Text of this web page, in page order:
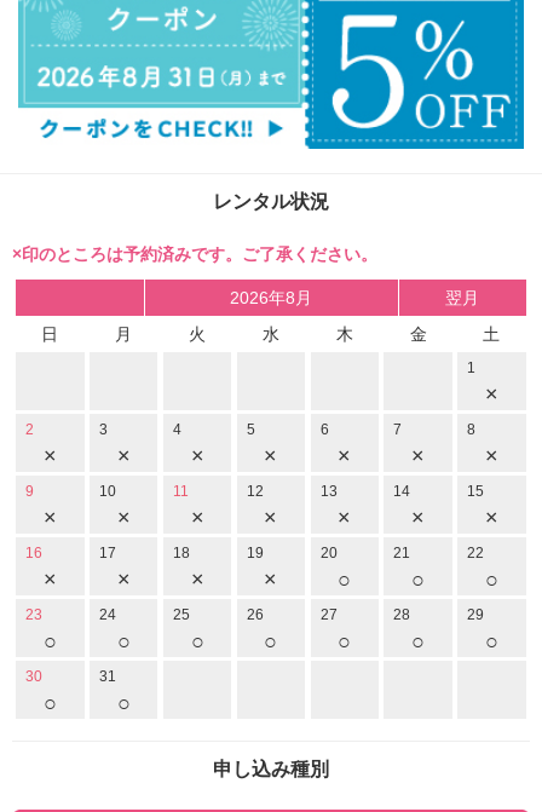
レンタル状況
×印のところは予約済みです。ご了承ください。
2026年8月
翌月
日
月 火 水 木 金 土
1
×
2
×
3
×
4
×
5
×
6
×
7
×
8
×
9
×
10
×
11
×
12
×
13
×
14
×
15
×
16
×
17
×
18
×
19
×
20
○
21
○
22
○
23
○
24
○
25
○
26
○
27
○
28
○
29
○
30
○
31
○
申し込み種別